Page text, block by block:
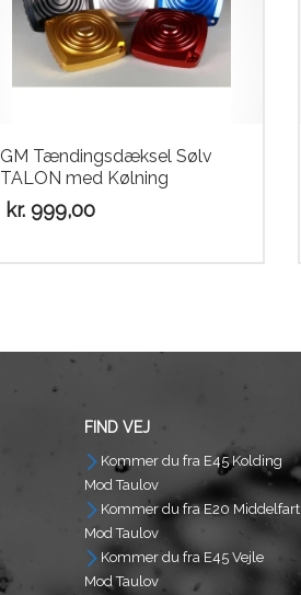
GM Tændingsdæksel Sølv
TALON med Kølning
kr.999,00
FIND VEJ
Kommer du fra E45 Kolding
Mod Taulov
Kommer du fra E20 Middelfart
Mod Taulov
Kommer du fra E45 Vejle
Mod Taulov